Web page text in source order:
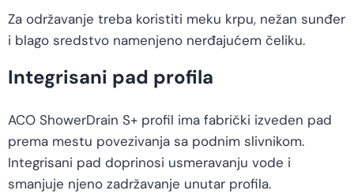
Za održavanje treba koristiti meku krpu, nežan sunđer
i blago sredstvo namenjeno nerđajućem čeliku.
Integrisani pad profila
ACO ShowerDrain S+ profil ima fabrički izveden pad
prema mestu povezivanja sa podnim slivnikom.
Integrisani pad doprinosi usmeravanju vode i
smanjuje njeno zadržavanje unutar profila.